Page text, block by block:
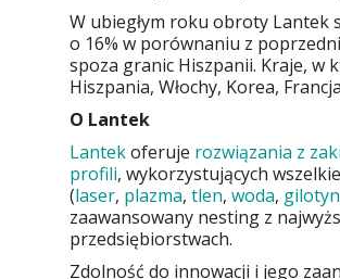
W ubiegłym roku obroty Lantek
o 16% w porównaniu z
spoza granic Hiszpanii. Kraje, w
Hiszpania, Włochy, Korea,
O Lantek
Lantekoferuje rozwiązania z
profili, wykorzystujących
(laser, plazma, tlen, woda,
zaawansowany nesting z
przedsiębiorstwach.
Zdolność do innowacji i jego